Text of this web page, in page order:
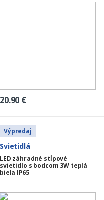
20.90 €
Výpredaj
Svietidlá
LED záhradné stĺpové
svietidlo s bodcom 3W teplá
biela IP65